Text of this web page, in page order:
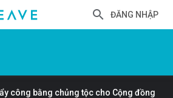
ĐĂNG NHẬP
công bằng chủng tộc cho Cộng đồng